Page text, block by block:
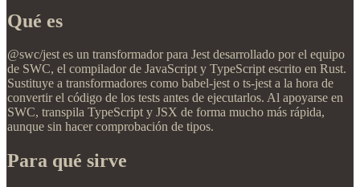
Qué es
@swc/jest es un transformador para Jest desarrollado por el equipo
de SWC, el compilador de JavaScript y TypeScript escrito en Rust.
Sustituye a transformadores como babel-jest o ts-jest a la hora de
convertir el código de los tests antes de ejecutarlos. Al apoyarse en
SWC, transpila TypeScript y JSX de forma mucho más rápida,
aunque sin hacer comprobación de tipos.
Para qué sirve